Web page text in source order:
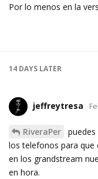
Por lo menos en la
14 DAYS LATER
jeffreytresa
RiveraPer
los telefonos para que
en los grandstream
en hora.